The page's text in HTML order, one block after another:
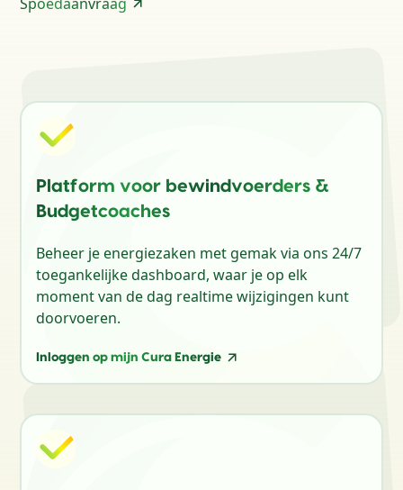
Platform voor bewindvoerders &
Budgetcoaches
Beheer je energiezaken met gemak via ons 24/7
toegankelijke dashboard, waar je op elk
moment van de dag realtime wijzigingen kunt
doorvoeren.
Inloggen op mijn Cura Energie